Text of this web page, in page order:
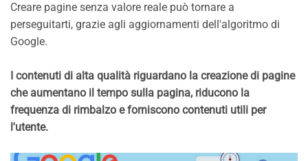
Creare pagine senza valore reale può tornare a
perseguitarti, grazie agli aggiornamenti dell'algoritmo di
Google.
I contenuti di alta qualità riguardano la creazione di pagine
che aumentano il tempo sulla pagina, riducono la
frequenza di rimbalzo e forniscono contenuti utili per
l'utente.